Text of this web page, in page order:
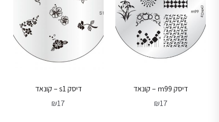
דיסק m99 – קונאד
₪17
דיסק s1 – קונאד
₪17